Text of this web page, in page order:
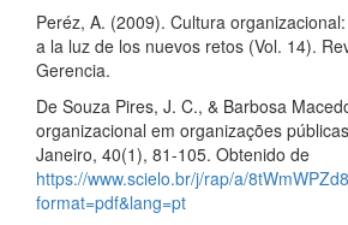
Peréz, A. (2009). Cultura
a la luz de los nuevos retos (Vol. 14).
Gerencia.
De Souza Pires, J. C., & Barbosa
organizacional em organizações
Janeiro, 40(1), 81-105. Obtenido de
https://www.scielo.br/j/rap/a/
format=pdf&lang=pt